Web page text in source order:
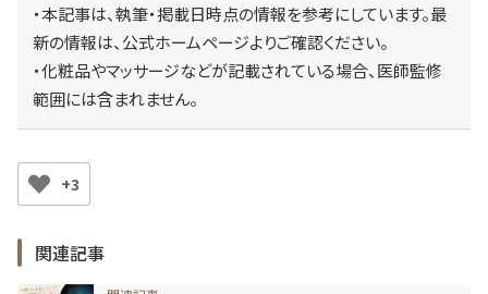
・本記事は、執筆・掲載日時点の情報を参考にしています。最
新の情報は、公式ホームページよりご確認ください。
・化粧品やマッサージなどが記載されている場合、医師監修
範囲には含まれません。
+3
関連記事